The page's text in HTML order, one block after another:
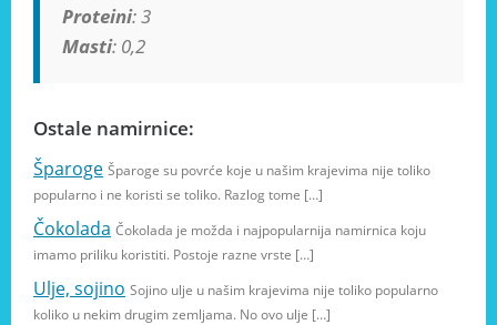
Proteini: 3
Masti: 0,2
Ostale namirnice:
Šparoge Šparoge su povrće koje u našim krajevima nije toliko
popularno i ne koristi se toliko. Razlog tome […]
Čokolada Čokolada je možda i najpopularnija namirnica koju
imamo priliku koristiti. Postoje razne vrste […]
Ulje, sojino Sojino ulje u našim krajevima nije toliko popularno
koliko u nekim drugim zemljama. No ovo ulje […]